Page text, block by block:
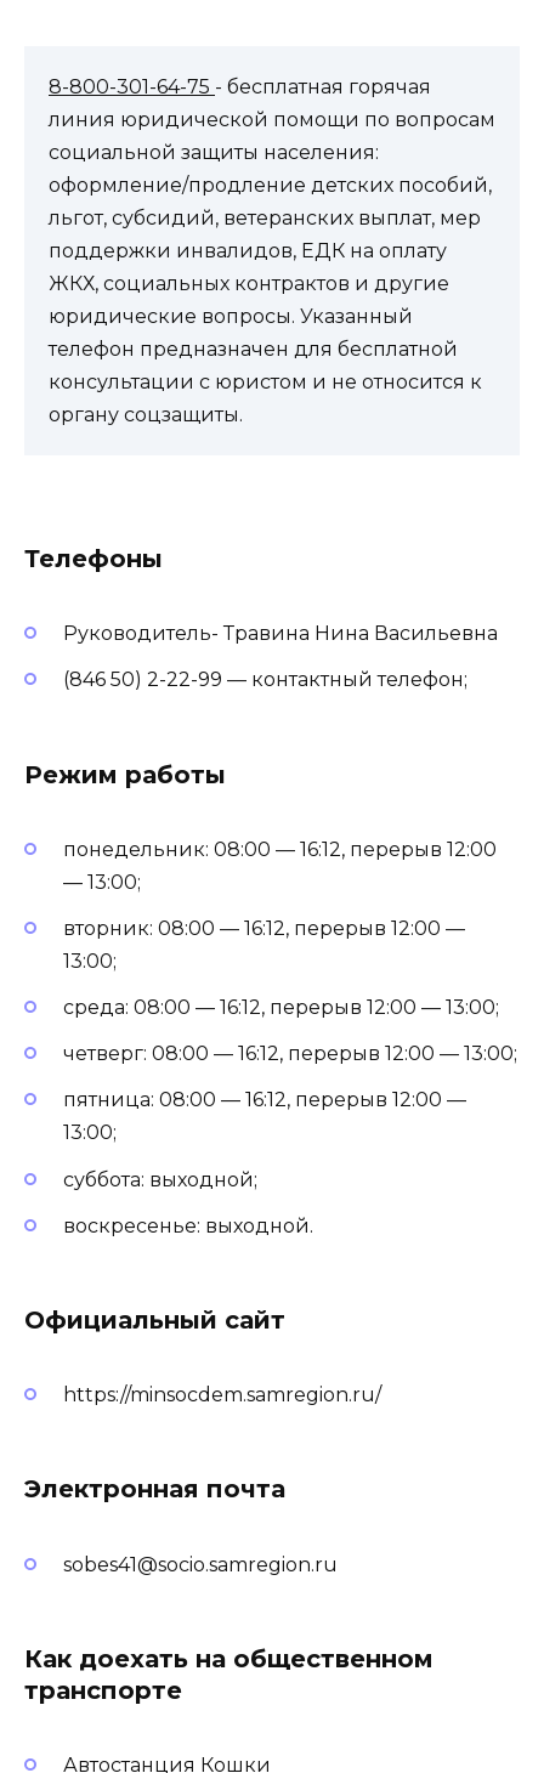
8-800-301-64-75 - бесплатная горячая
линия юридической помощи по вопросам
социальной защиты населения:
оформление/продление детских пособий,
льгот, субсидий, ветеранских выплат, мер
поддержки инвалидов, ЕДК на оплату
ЖКХ, социальных контрактов и другие
юридические вопросы. Указанный
телефон предназначен для бесплатной
консультации с юристом и не относится к
органу соцзащиты.
Телефоны
Руководитель- Травина Нина Васильевна
(846 50) 2-22-99 — контактный телефон;
Режим работы
понедельник: 08:00 — 16:12, перерыв 12:00
— 13:00;
вторник: 08:00 — 16:12, перерыв 12:00 —
13:00;
среда: 08:00 — 16:12, перерыв 12:00 — 13:00;
четверг: 08:00 — 16:12, перерыв 12:00 — 13:00;
пятница: 08:00 — 16:12, перерыв 12:00 —
13:00;
суббота: выходной;
воскресенье: выходной.
Официальный сайт
https://minsocdem.samregion.ru/
Электронная почта
sobes41@socio.samregion.ru
Как доехать на общественном
транспорте
Автостанция Кошки